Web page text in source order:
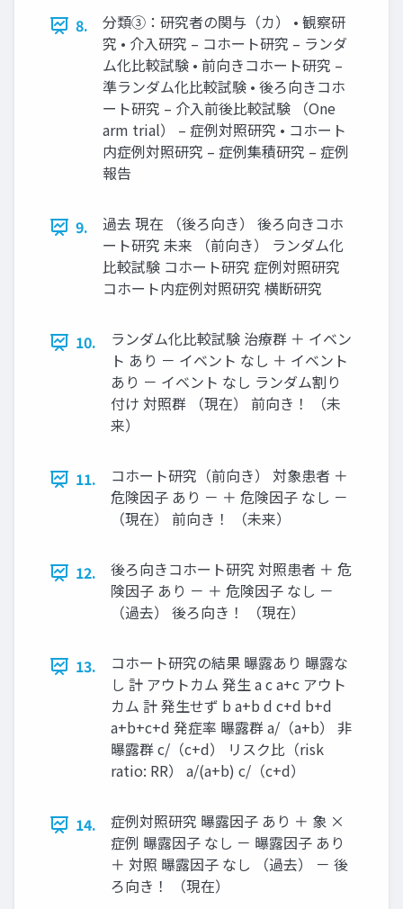
8.
分類③：研究者の関与（カ） • 観察研
究 • 介入研究 – コホート研究 – ランダ
ム化比較試験 • 前向きコホート研究 –
準ランダム化比較試験 • 後ろ向きコホ
ート研究 – 介入前後比較試験 （One
arm trial） – 症例対照研究 • コホート
内症例対照研究 – 症例集積研究 – 症例
報告
9.
過去 現在 （後ろ向き） 後ろ向きコホ
ート研究 未来 （前向き） ランダム化
比較試験 コホート研究 症例対照研究
コホート内症例対照研究 横断研究
10.
ランダム化比較試験 治療群 ＋ イベン
ト あり － イベント なし ＋ イベント
あり － イベント なし ランダム割り
付け 対照群 （現在） 前向き！ （未
来）
11.
コホート研究（前向き） 対象患者 ＋
危険因子 あり － ＋ 危険因子 なし －
（現在） 前向き！ （未来）
12.
後ろ向きコホート研究 対照患者 ＋ 危
険因子 あり － ＋ 危険因子 なし －
（過去） 後ろ向き！ （現在）
13.
コホート研究の結果 曝露あり 曝露な
し 計 アウトカム 発生 a c a+c アウト
カム 計 発生せず b a+b d c+d b+d
a+b+c+d 発症率 曝露群 a/（a+b） 非
曝露群 c/（c+d） リスク比（risk
ratio: RR） a/(a+b) c/（c+d）
14.
症例対照研究 曝露因子 あり ＋ 象 ×
症例 曝露因子 なし － 曝露因子 あり
＋ 対照 曝露因子 なし （過去） － 後
ろ向き！ （現在）